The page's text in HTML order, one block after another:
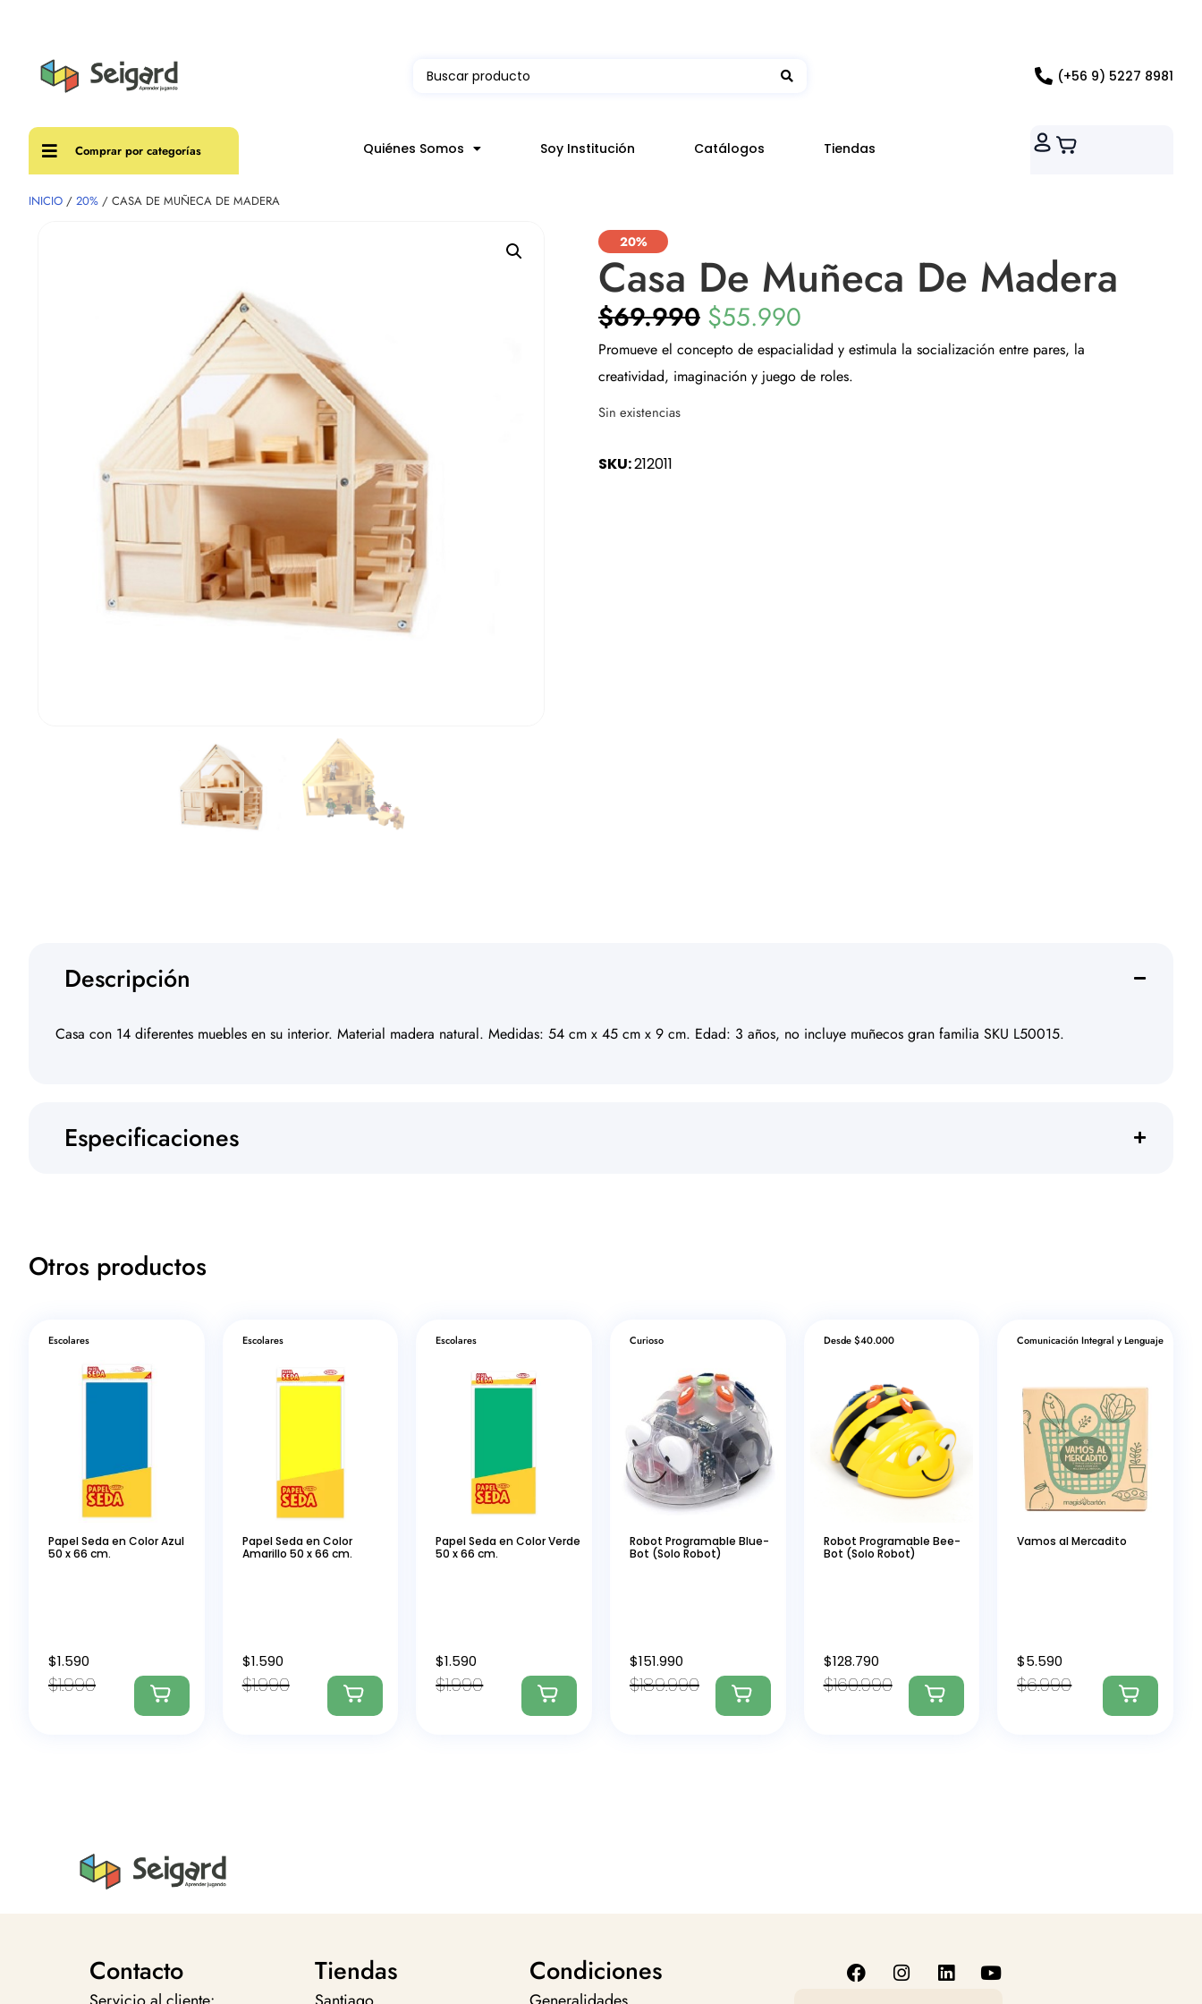
(+56 9) 5227 8981
Comprar por categorías Quiénes Somos Soy Institución Catálogos Tiendas
INICIO / 20% / CASA DE MUÑECA DE MADERA
20%
Casa De Muñeca De Madera
$69.990 $55.990
Promueve el concepto de espacialidad y estimula la socialización entre pares, la
creatividad, imaginación y juego de roles.
Sin existencias
SKU:212011
Descripción
Casa con 14 diferentes muebles en su interior. Material madera natural. Medidas: 54 cm x 45 cm x 9 cm. Edad: 3 años, no incluye muñecos gran familia SKU L50015.
Especificaciones
Otros productos
Escolares
Papel Seda en Color Azul
50 x 66 cm.
$1.990
$1.590
Escolares
Papel Seda en Color
Amarillo 50 x 66 cm.
$1.990
$1.590
Escolares
Papel Seda en Color Verde
50 x 66 cm.
$1.990
$1.590
Curioso
Robot Programable Blue-
Bot (Solo Robot)
$189.990
$151.990
Desde $40.000
Robot Programable Bee-
Bot (Solo Robot)
$160.990
$128.790
Comunicación Integral y Lenguaje
Vamos al Mercadito
$6.990
$5.590
Contacto Tiendas Condiciones